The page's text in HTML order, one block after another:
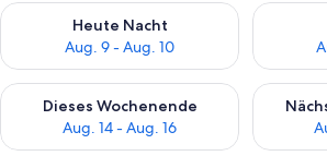
Heute Nacht
Aug. 9 - Aug. 10
Überprüfe die Verfügbarkeit für heute
Dieses Wochenende
Aug. 14 - Aug. 16
Überprüfe die Verfügbarkeit für dieses